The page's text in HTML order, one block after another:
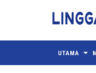
UTAMA